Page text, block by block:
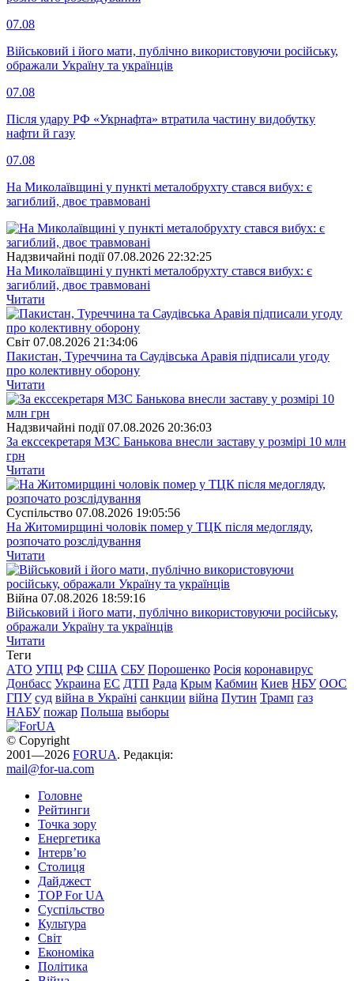
07.08
Військовий і його мати, публічно використовуючи російську,
ображали Україну та українців
07.08
Після удару РФ «Укрнафта» втратила частину видобутку
нафти й газу
07.08
На Миколаївщині у пункті металобрухту стався вибух: є
загиблий, двоє травмовані
Надзвичайні події 07.08.2026 22:32:25
На Миколаївщині у пункті металобрухту стався вибух: є
загиблий, двоє травмовані
Читати
Свiт 07.08.2026 21:34:06
Пакистан, Туреччина та Саудівська Аравія підписали угоду
про колективну оборону
Читати
Надзвичайні події 07.08.2026 20:36:03
За екссекретаря МЗС Банькова внесли заставу у розмірі 10 млн
грн
Читати
Суспiльство 07.08.2026 19:05:56
На Житомирщині чоловік помер у ТЦК після медогляду,
розпочато розслідування
Читати
Війна 07.08.2026 18:59:16
Військовий і його мати, публічно використовуючи російську,
ображали Україну та українців
Читати
Теги
АТО УПЦ РФ США СБУ Порошенко Росія коронавирус
Донбасс Украина ЕС ДТП Рада Крым Кабмин Киев НБУ ООС
ГПУ суд війна в Україні санкции війна Путин Трамп газ
НАБУ пожар Польша выборы
© Copyright
2001—2026 FORUA. Редакція:
mail@for-ua.com
Головне
Рейтинги
Точка зору
Енергетика
Інтерв’ю
Столиця
Дайджест
TOP For UA
Суспiльство
Культура
Світ
Економіка
Політика